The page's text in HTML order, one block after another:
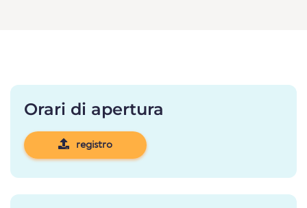
Orari di apertura
registro